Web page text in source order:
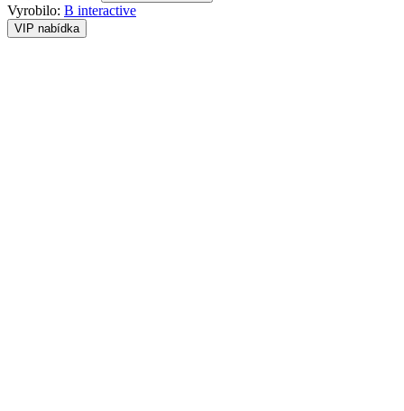
Vyrobilo: B interactive
VIP nabídka